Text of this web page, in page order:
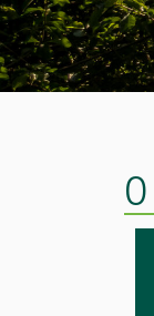
O